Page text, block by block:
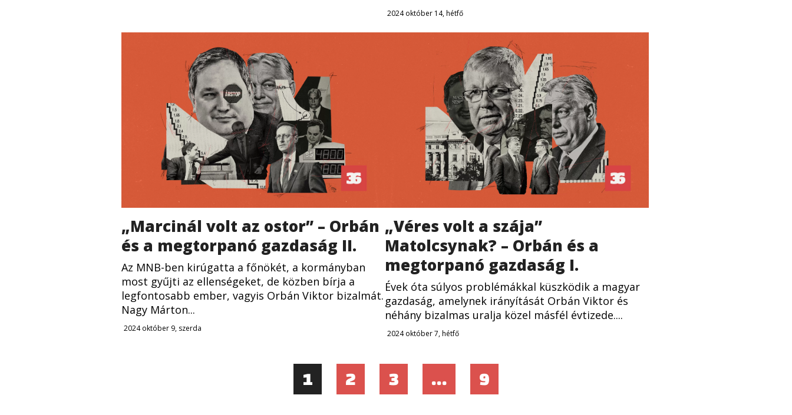
2024 október 14, hétfő
„Marcinál volt az ostor” – Orbán
és a megtorpanó gazdaság II.
Az MNB-ben kirúgatta a főnökét, a kormányban
most gyűjti az ellenségeket, de közben bírja a
legfontosabb ember, vagyis Orbán Viktor bizalmát.
Nagy Márton...
2024 október 9, szerda
„Véres volt a szája”
Matolcsynak? – Orbán és a
megtorpanó gazdaság I.
Évek óta súlyos problémákkal küszködik a magyar
gazdaság, amelynek irányítását Orbán Viktor és
néhány bizalmas uralja közel másfél évtizede....
2024 október 7, hétfő
Bejegyzés
navigáció
1 2 3 … 9